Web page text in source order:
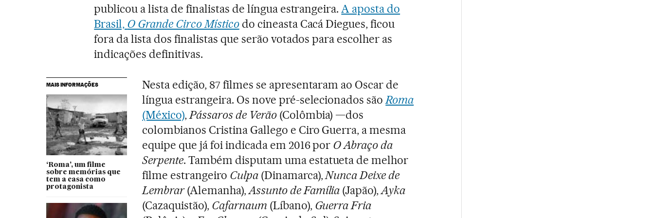
publicou a lista de finalistas de língua estrangeira.A aposta do
Brasil, O Grande Circo Místicodo cineasta Cacá Diegues, ficou
fora da lista dos finalistas que serão votados para escolher as
indicações definitivas.
MAIS INFORMAÇÕES
‘Roma’, um filme
sobre memórias que
tem a casa como
protagonista
Nesta edição, 87 filmes se apresentaram ao Oscar de
língua estrangeira. Os nove pré-selecionados sãoRoma
(México),Pássaros de Verão(Colômbia) —dos
colombianos Cristina Gallego e Ciro Guerra, a mesma
equipe que já foi indicada em 2016 por O Abraço da
Serpente. Também disputam uma estatueta de melhor
filme estrangeiro Culpa(Dinamarca),Nunca Deixe de
Lembrar(Alemanha),Assunto de Família (Japão),Ayka
(Cazaquistão), Cafarnaum (Líbano), Guerra Fria